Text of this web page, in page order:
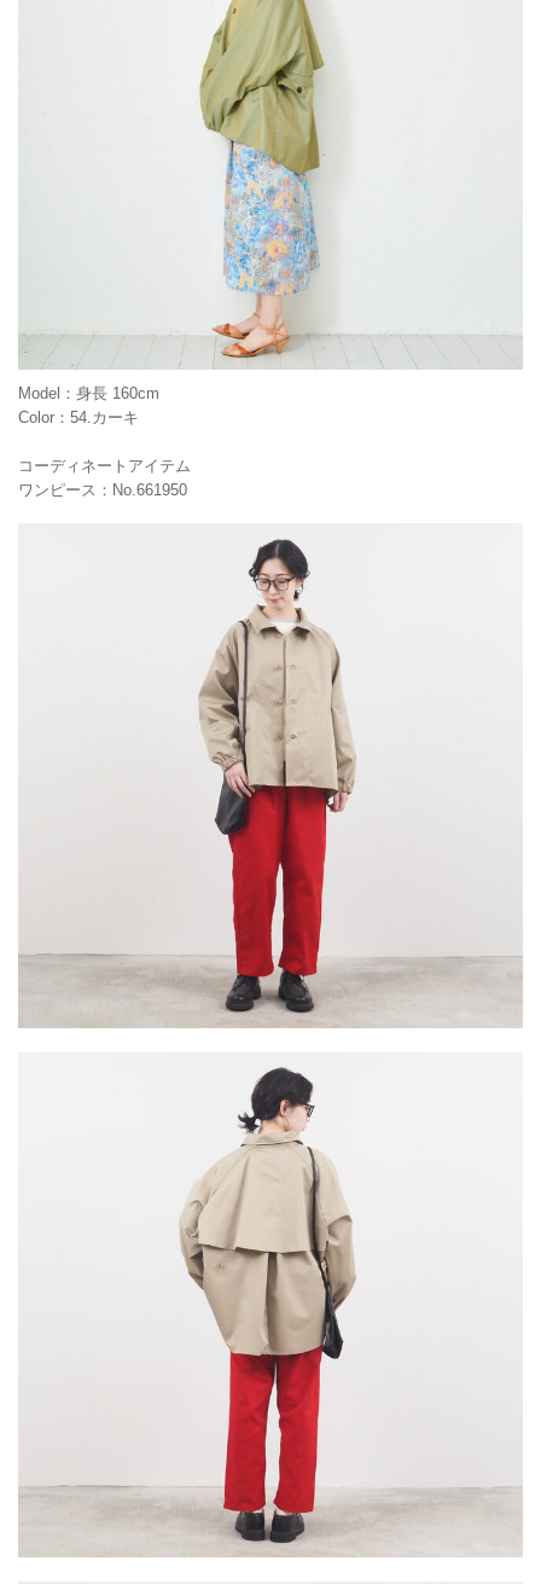
Model：身長 160cm
Color：54.カーキ
コーディネートアイテム
ワンピース：No.661950